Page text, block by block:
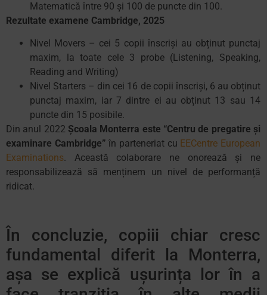
Matematică între 90 și 100 de puncte din 100.
Rezultate examene Cambridge, 2025
Nivel Movers – cei 5 copii înscriși au obținut punctaj
maxim, la toate cele 3 probe (Listening, Speaking,
Reading and Writing)
Nivel Starters – din cei 16 de copii înscriși, 6 au obținut
punctaj maxim, iar 7 dintre ei au obținut 13 sau 14
puncte din 15 posibile.
Din anul 2022 Școala Monterra este “Centru de pregatire și
examinare Cambridge”în parteneriat cu EECentre European
Examinations. Această colaborare ne onorează și ne
responsabilizează să menținem un nivel de performanță
ridicat.
În concluzie, copiii chiar cresc
fundamental diferit la Monterra,
așa se explică ușurința lor în a